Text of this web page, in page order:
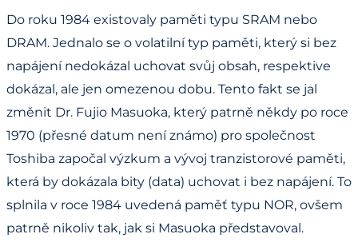
Do roku 1984 existovaly paměti typu SRAM nebo
DRAM. Jednalo se o volatilní typ paměti, který si bez
napájení nedokázal uchovat svůj obsah, respektive
dokázal, ale jen omezenou dobu. Tento fakt se jal
změnit Dr. Fujio Masuoka, který patrně někdy po roce
1970 (přesné datum není známo) pro společnost
Toshiba započal výzkum a vývoj tranzistorové paměti,
která by dokázala bity (data) uchovat i bez napájení. To
splnila v roce 1984 uvedená paměť typu NOR, ovšem
patrně nikoliv tak, jak si Masuoka představoval.